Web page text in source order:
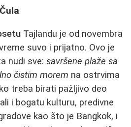
Tajlandu je od novembra
suvo i prijatno. Ovo je
nudi sve: savršene plaže sa
čistim morem na ostrvima
treba birati pažljivo deo
i bogatu kulturu, predivne
kao što je Bangkok, i